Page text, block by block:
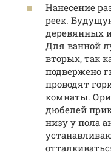
Нанесение
реек.
деревянных
Для ванной
вторых, так
подвержено
проводят
комнаты.
дюбелей
низу у пола